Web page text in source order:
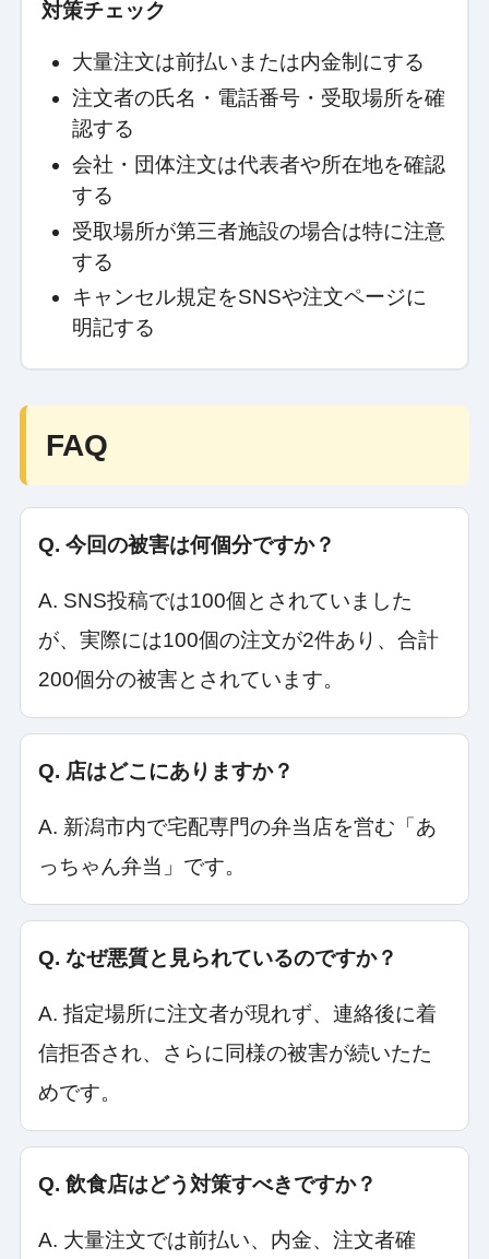
対策チェック
大量注文は前払いまたは内金制にする
注文者の氏名・電話番号・受取場所を確
認する
会社・団体注文は代表者や所在地を確認
する
受取場所が第三者施設の場合は特に注意
する
キャンセル規定をSNSや注文ページに
明記する
FAQ
Q. 今回の被害は何個分ですか？
A. SNS投稿では100個とされていました
が、実際には100個の注文が2件あり、合計
200個分の被害とされています。
Q. 店はどこにありますか？
A. 新潟市内で宅配専門の弁当店を営む「あ
っちゃん弁当」です。
Q. なぜ悪質と見られているのですか？
A. 指定場所に注文者が現れず、連絡後に着
信拒否され、さらに同様の被害が続いたた
めです。
Q. 飲食店はどう対策すべきですか？
A. 大量注文では前払い、内金、注文者確